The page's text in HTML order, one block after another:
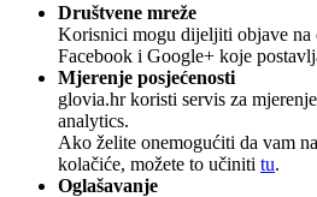
Društvene mreže
Korisnici mogu dijeljiti objave na
Facebook i Google+ koje
Mjerenje posjećenosti
glovia.hr koristi servis za
analytics.
Ako želite onemogućiti da vam
kolačiće, možete to učiniti tu.
Oglašavanje